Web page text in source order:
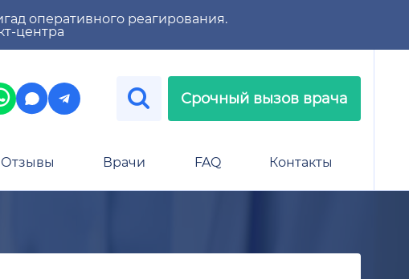
оперативного реагирования.
центра
Срочный вызов врача
Отзывы Врачи FAQ Контакты